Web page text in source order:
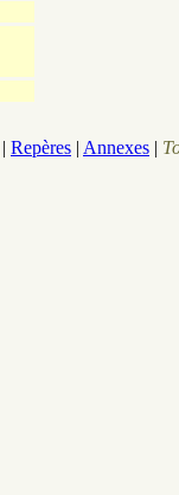
| Repères | Annexes |